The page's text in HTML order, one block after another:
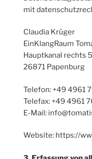
mit
Claudia Krüger
EinKlangRaum
Hauptkanal rechts
26871 Papenburg
Telefon: +49 4961
Telefax: +49 4961
E-Mail:
Website: https://